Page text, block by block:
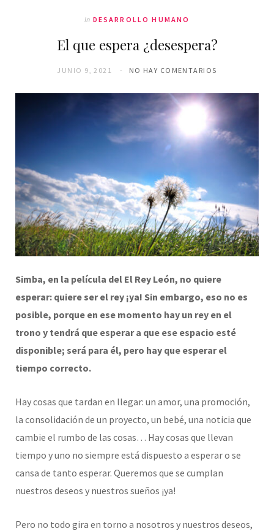
In DESARROLLO HUMANO
El que espera ¿desespera?
JUNIO 9, 2021 NO HAY COMENTARIOS
Simba, en la película del El Rey León, no quiere
esperar: quiere ser el rey ¡ya! Sin embargo, eso no es
posible, porque en ese momento hay un rey en el
trono y tendrá que esperar a que ese espacio esté
disponible; será para él, pero hay que esperar el
tiempo correcto.
Hay cosas que tardan en llegar: un amor, una promoción,
la consolidación de un proyecto, un bebé, una noticia que
cambie el rumbo de las cosas… Hay cosas que llevan
tiempo y uno no siempre está dispuesto a esperar o se
cansa de tanto esperar. Queremos que se cumplan
nuestros deseos y nuestros sueños ¡ya!
Pero no todo gira en torno a nosotros y nuestros deseos,